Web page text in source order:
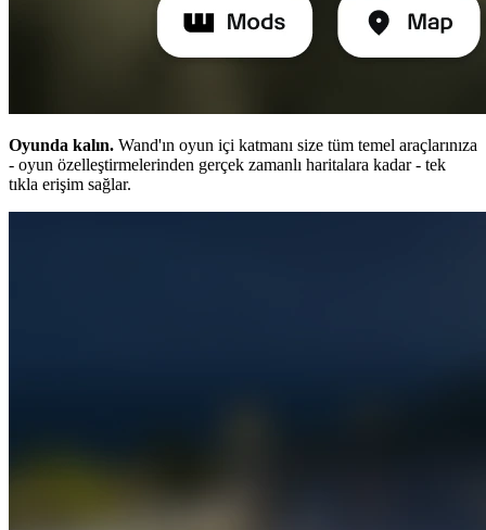
Oyunda kalın. Wand'ın oyun içi katmanı size tüm temel araçlarınıza
- oyun özelleştirmelerinden gerçek zamanlı haritalara kadar - tek
tıkla erişim sağlar.